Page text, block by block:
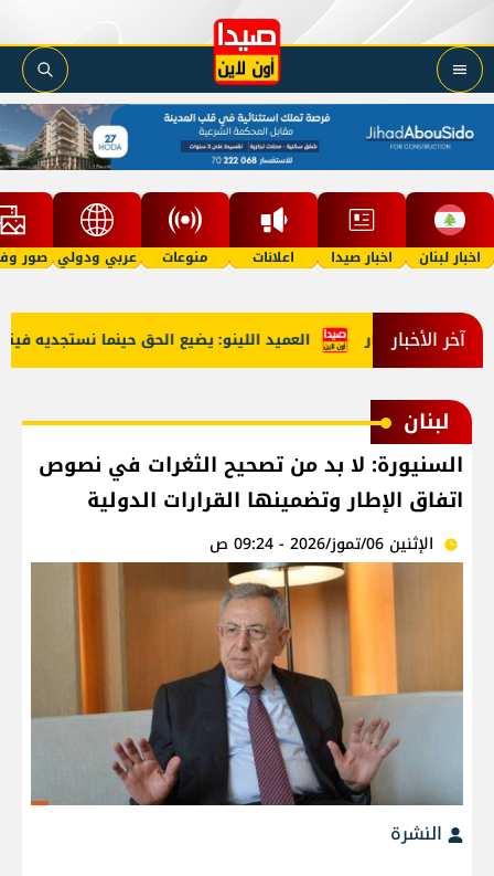
اخبار لبنان اخبار صيدا اعلانات منوعات عربي ودولي صور
آخر الأخبار العميد اللينو: يضيع الحق حينما نستجديه فيتحول
لبنان
السنيورة: لا بد من تصحيح الثغرات في نصوص
اتفاق الإطار وتضمينها القرارات الدولية
الإثنين 06/تموز/2026 - 09:24 ص
النشرة